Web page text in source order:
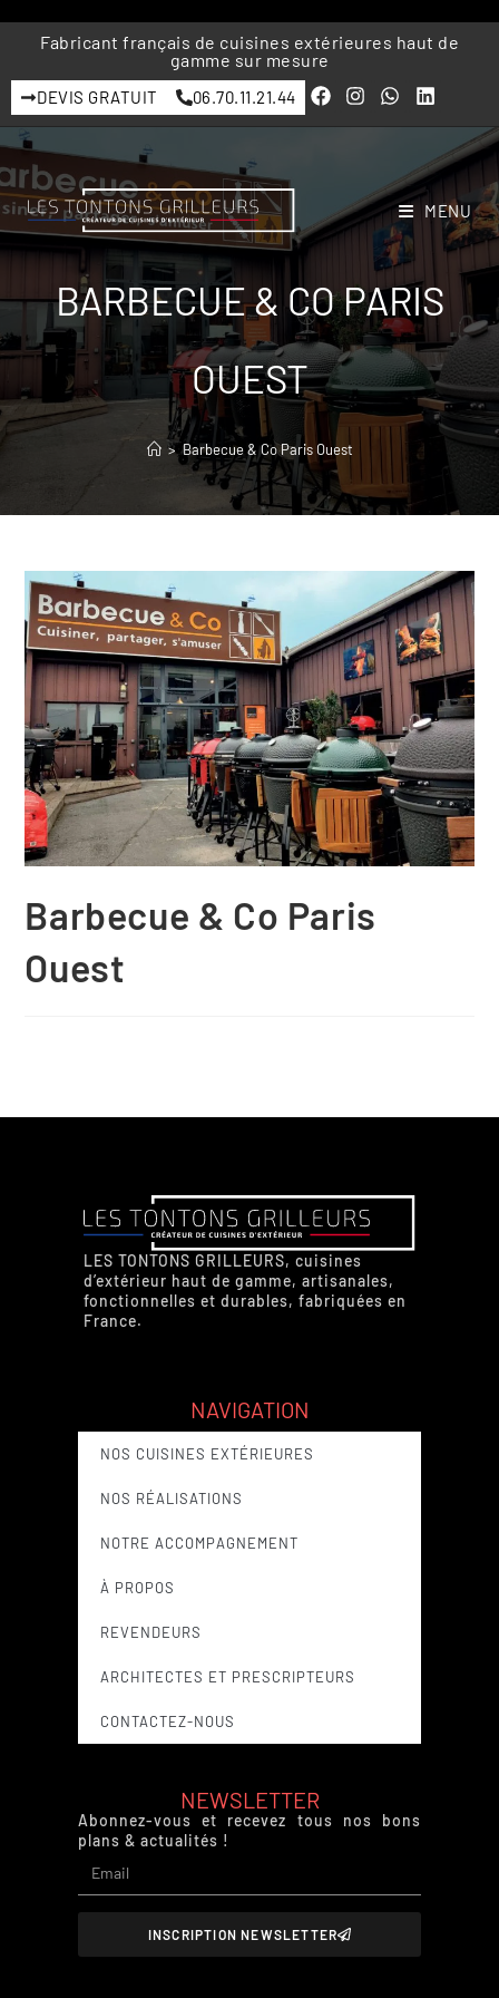
Fabricant français de cuisines extérieures haut de
gamme sur mesure
DEVIS GRATUIT 06.70.11.21.44
MENU
BARBECUE & CO PARIS
OUEST
> Barbecue & Co Paris Ouest
Barbecue & Co Paris
Ouest
LES TONTONS GRILLEURS, cuisines
d’extérieur haut de gamme, artisanales,
fonctionnelles et durables, fabriquées en
France.
NAVIGATION
NOS CUISINES EXTÉRIEURES
NOS RÉALISATIONS
NOTRE ACCOMPAGNEMENT
À PROPOS
REVENDEURS
ARCHITECTES ET PRESCRIPTEURS
CONTACTEZ-NOUS
NEWSLETTER
Abonnez-vous et recevez tous nos bons
plans & actualités !
INSCRIPTION NEWSLETTER